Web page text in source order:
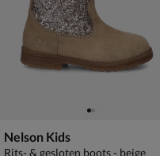
Nelson Kids
Rits- & gesloten boots - beige